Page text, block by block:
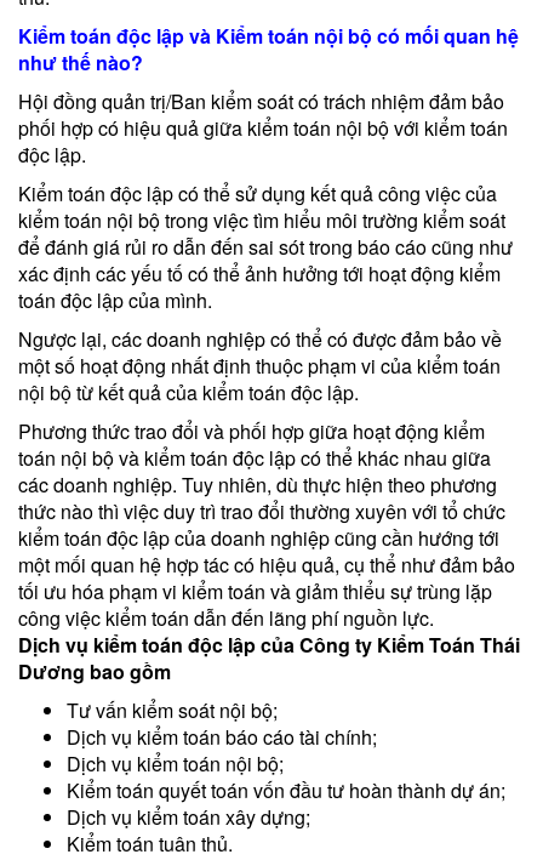
Kiểm toán độc lập và Kiểm toán nội bộ có mối quan hệ
như thế nào?
Hội đồng quản trị/Ban kiểm soát có trách nhiệm đảm bảo
phối hợp có hiệu quả giữa kiểm toán nội bộ với kiểm toán
độc lập.
Kiểm toán độc lập có thể sử dụng kết quả công việc của
kiểm toán nội bộ trong việc tìm hiểu môi trường kiểm soát
để đánh giá rủi ro dẫn đến sai sót trong báo cáo cũng như
xác định các yếu tố có thể ảnh hưởng tới hoạt động kiểm
toán độc lập của mình.
Ngược lại, các doanh nghiệp có thể có được đảm bảo về
một số hoạt động nhất định thuộc phạm vi của kiểm toán
nội bộ từ kết quả của kiểm toán độc lập.
Phương thức trao đổi và phối hợp giữa hoạt động kiểm
toán nội bộ và kiểm toán độc lập có thể khác nhau giữa
các doanh nghiệp. Tuy nhiên, dù thực hiện theo phương
thức nào thì việc duy trì trao đổi thường xuyên với tổ chức
kiểm toán độc lập của doanh nghiệp cũng cần hướng tới
một mối quan hệ hợp tác có hiệu quả, cụ thể như đảm bảo
tối ưu hóa phạm vi kiểm toán và giảm thiểu sự trùng lặp
công việc kiểm toán dẫn đến lãng phí nguồn lực.
Dịch vụ kiểm toán độc lập của Công ty Kiểm Toán Thái
Dương bao gồm
Tư vấn kiểm soát nội bộ;
Dịch vụ kiểm toán báo cáo tài chính;
Dịch vụ kiểm toán nội bộ;
Kiểm toán quyết toán vốn đầu tư hoàn thành dự án;
Dịch vụ kiểm toán xây dựng;
Kiểm toán tuân thủ.